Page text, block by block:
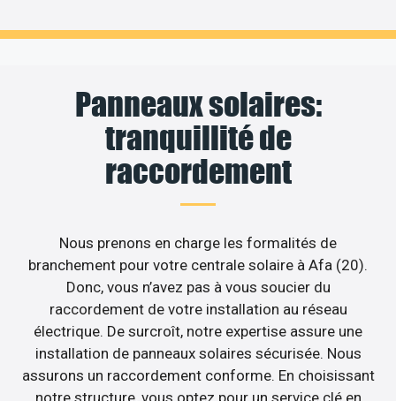
Panneaux solaires:
tranquillité de
raccordement
Nous prenons en charge les formalités de
branchement pour votre centrale solaire à Afa (20).
Donc, vous n’avez pas à vous soucier du
raccordement de votre installation au réseau
électrique. De surcroît, notre expertise assure une
installation de panneaux solaires sécurisée. Nous
assurons un raccordement conforme. En choisissant
notre structure, vous optez pour un service clé en